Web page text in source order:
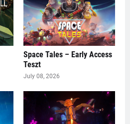
Space Tales – Early Access
Teszt
July 08, 2026